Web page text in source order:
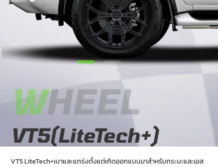
WHEEL
VT5(LiteTech+)
VT5 LiteTech+เบาและแกร่งตั้งแต่เกิดออกแบบมาสำหรับกระบะและเอส